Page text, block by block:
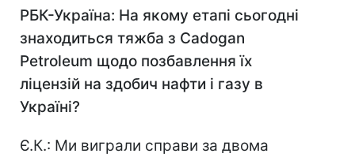
РБК-Україна: На якому етапі сьогодні
знаходиться тяжба з Cadogan
Petroleum щодо позбавлення їх
ліцензій на здобич нафти і газу в
Україні?
Є.К.: Ми виграли справи за двома